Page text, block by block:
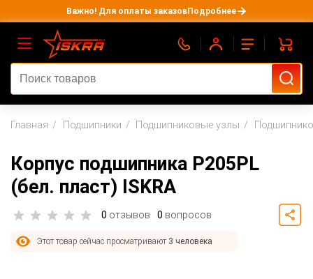
Важно! Для оплаты заказовПодробнее
Главная Подшипники Подшипниковые узлы
Корпус подшипника P205PL
(бел. пласт) ISKRA
0 отзывов 0 вопросов
Этот товар сейчас просматривают 3 человека